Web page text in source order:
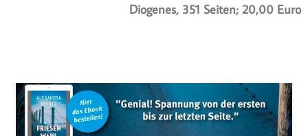
Diogenes, 351 Seiten; 20,00 Euro